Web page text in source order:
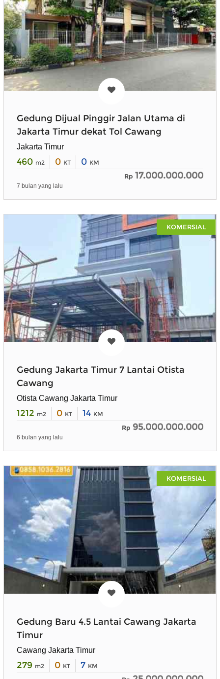
Gedung Dijual Pinggir Jalan Utama di
Jakarta Timur dekat Tol Cawang
Jakarta Timur
460 m2 0 KT 0 KM
Rp 17.000.000.000
7 bulan yang lalu
KOMERSIAL
Gedung Jakarta Timur 7 Lantai Otista
Cawang
Otista Cawang Jakarta Timur
1212 m2 0 KT 14 KM
Rp 95.000.000.000
6 bulan yang lalu
KOMERSIAL
Gedung Baru 4.5 Lantai Cawang Jakarta
Timur
Cawang Jakarta Timur
279 m2 0 KT 7 KM